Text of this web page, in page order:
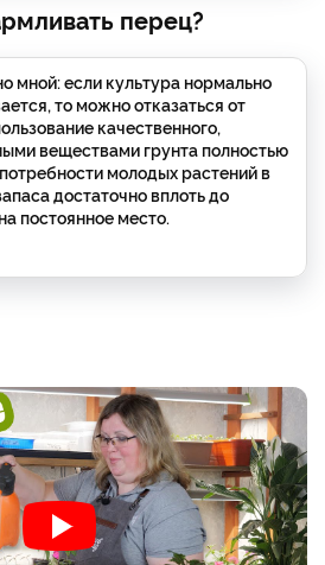
перец?
мной: если культура нормально
то можно отказаться от
качественного,
веществами грунта полностью
молодых растений в
достаточно вплоть до
постоянное место.